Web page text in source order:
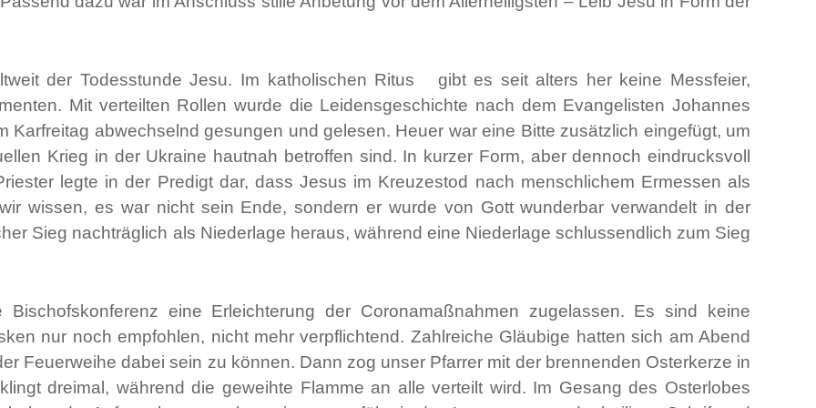
der Todesstunde Jesu. Im katholischen Ritus gibt es seit alters her keine Messfeier,
Mit verteilten Rollen wurde die Leidensgeschichte nach dem Evangelisten Johannes
Karfreitag abwechselnd gesungen und gelesen. Heuer war eine Bitte zusätzlich eingefügt, um
Krieg in der Ukraine hautnah betroffen sind. In kurzer Form, aber dennoch eindrucksvoll
legte in der Predigt dar, dass Jesus im Kreuzestod nach menschlichem Ermessen als
wissen, es war nicht sein Ende, sondern er wurde von Gott wunderbar verwandelt in der
Sieg nachträglich als Niederlage heraus, während eine Niederlage schlussendlich zum Sieg
eine Erleichterung der Coronamaßnahmen zugelassen. Es sind keine
nur noch empfohlen, nicht mehr verpflichtend. Zahlreiche Gläubige hatten sich am Abend
Feuerweihe dabei sein zu können. Dann zog unser Pfarrer mit der brennenden Osterkerze in
dreimal, während die geweihte Flamme an alle verteilt wird. Im Gesang des Osterlobes